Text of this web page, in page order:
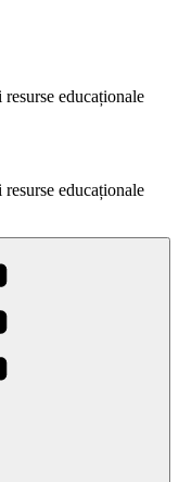
educaționale
educaționale